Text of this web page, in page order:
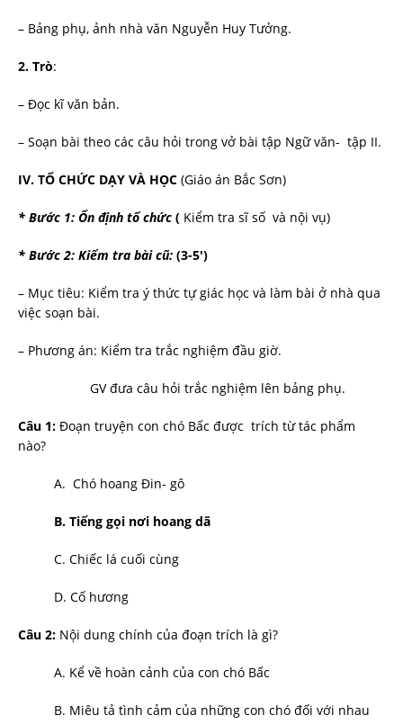
– Bảng phụ, ảnh nhà văn Nguyễn Huy Tư­ởng.
2. Trò:
– Đọc kĩ văn bản.
– Soạn bài theo các câu hỏi trong vở bài tập Ngữ văn- tập II.
IV. TỔ CHỨC DẠY VÀ HỌC (Giáo án Bắc Sơn)
* Bư­ớc 1: Ổn định tổ chức ( Kiểm tra sĩ số và nội vụ)
* B­ước 2: Kiểm tra bài cũ: (3-5′)
– Mục tiêu: Kiểm tra ý thức tự giác học và làm bài ở nhà qua
việc soạn bài.
– Ph­ương án: Kiểm tra trắc nghiệm đầu giờ.
GV đ­ưa câu hỏi trắc nghiệm lên bảng phụ.
Câu 1: Đoạn truyện con chó Bấc được trích từ tác phẩm
nào?
A. Chó hoang Đin- gô
B. Tiếng gọi nơi hoang dã
C. Chiếc lá cuối cùng
D. Cố hư­ơng
Câu 2: Nội dung chính của đoạn trích là gì?
A. Kể về hoàn cảnh của con chó Bấc
B. Miêu tả tình cảm của những con chó đối với nhau